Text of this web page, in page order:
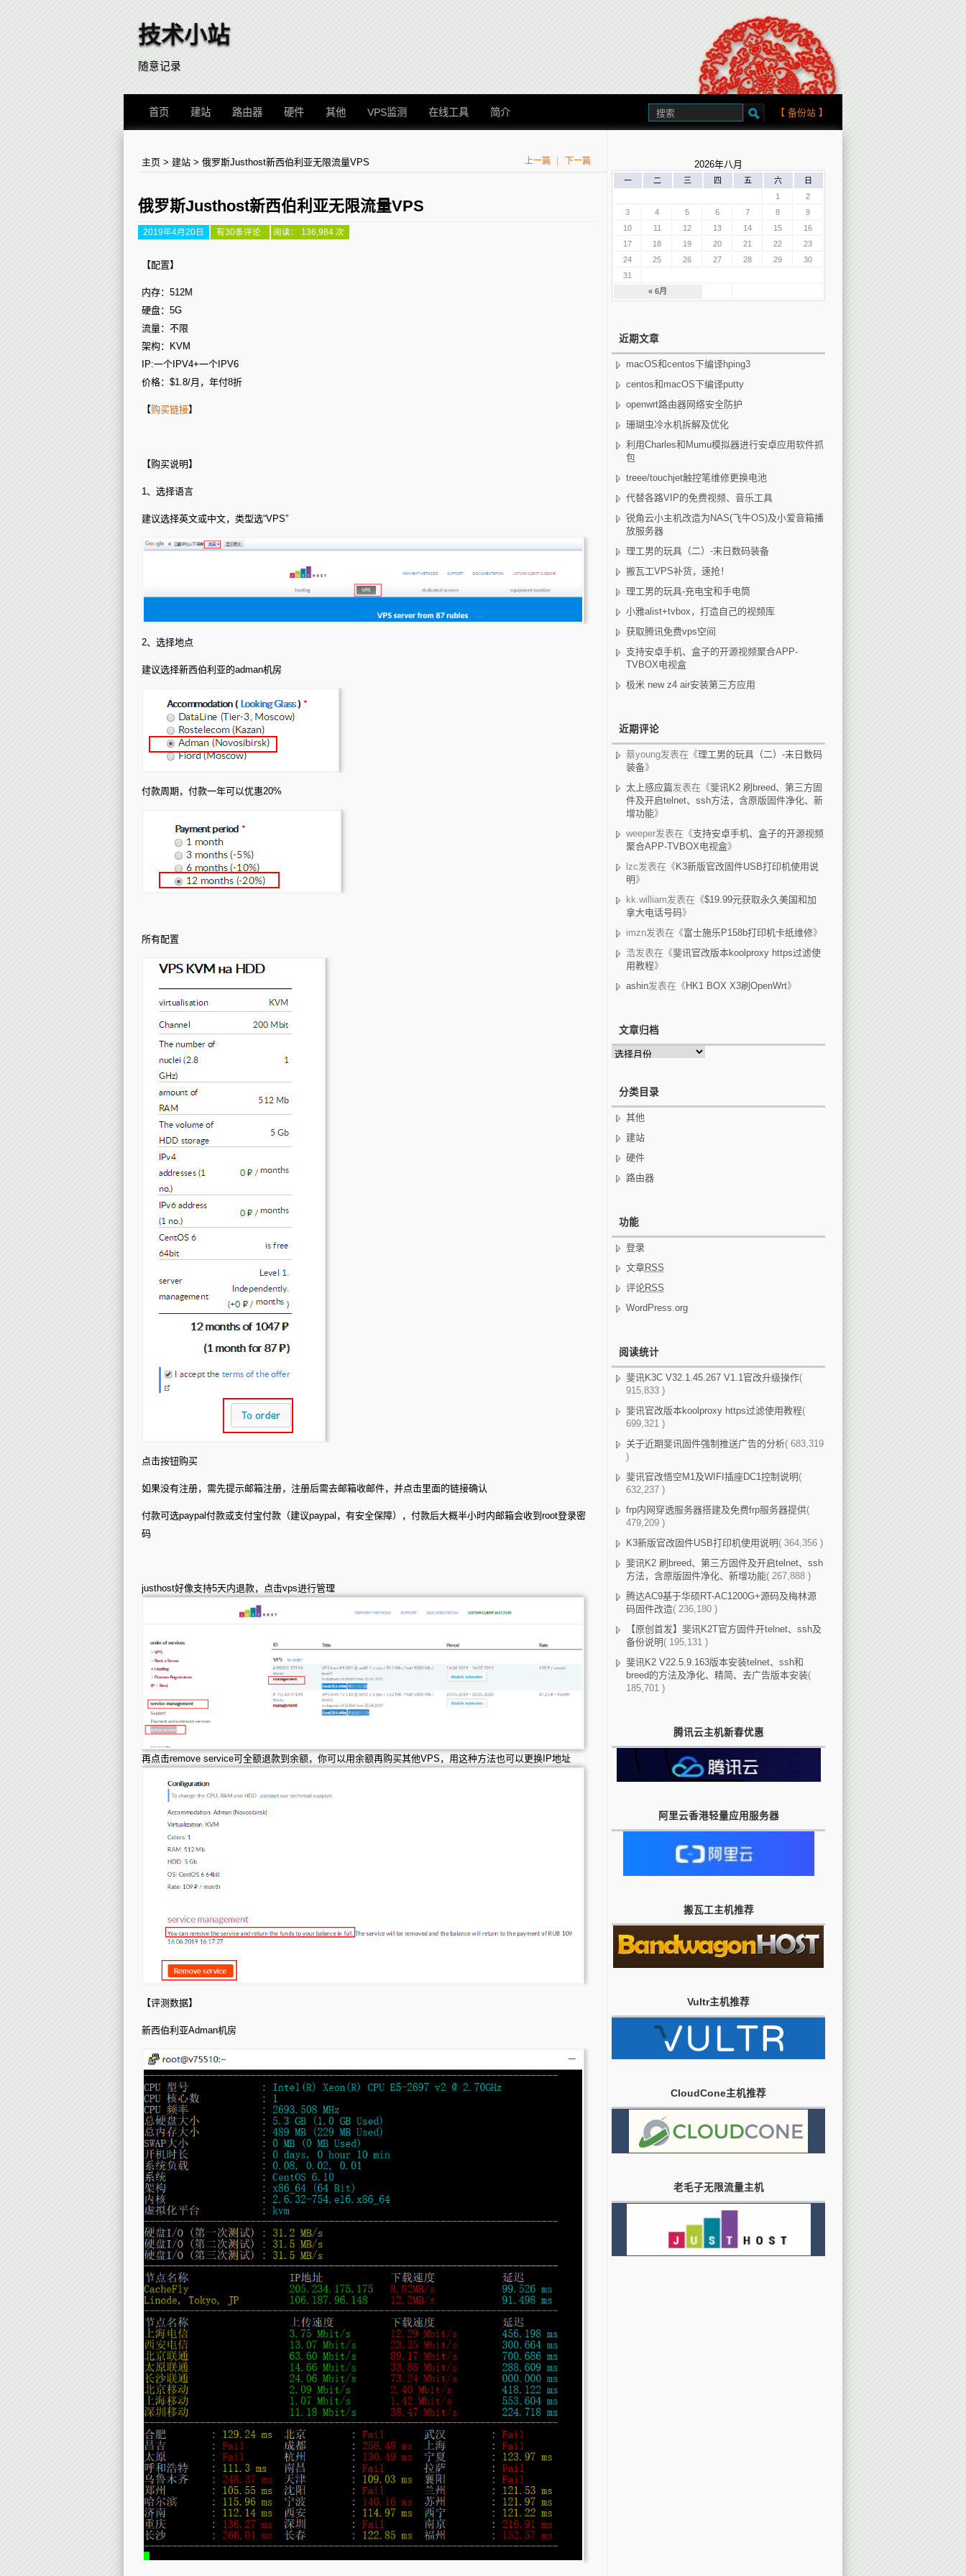
技术小站
随意记录
首页 建站 路由器 硬件 其他 VPS监测 在线工具 简介 【 备份站 】
主页 > 建站 > 俄罗斯Justhost新西伯利亚无限流量VPS 上一篇 下一篇
俄罗斯Justhost新西伯利亚无限流量VPS
2019年4月20日
俄
罗
VPS
有30条评论 阅读： 136,984 次
【配置】
内存：512M
硬盘：5G
流量：不限
架构：KVM
IP:一个IPV4+一个IPV6
价格：$1.8/月，年付8折
【购买链接】
【购买说明】
1、选择语言
建议选择英文或中文，类型选“VPS”
2、选择地点
建议选择新西伯利亚的adman机房
付款周期，付款一年可以优惠20%
所有配置
点击按钮购买
如果没有注册，需先提示邮箱注册，注册后需去邮箱收邮件，并点击里面的链接确认
付款可选paypal付款或支付宝付款（建议paypal，有安全保障），付款后大概半小时内邮箱会收到root登录密
码
justhost好像支持5天内退款，点击vps进行管理
再点击remove service可全额退款到余额，你可以用余额再购买其他VPS，用这种方法也可以更换IP地址
【评测数据】
新西伯利亚Adman机房
2026年八月
一 二 三 四 五 六 日
« 6月
1
2
3
4 5 6 7 8
9
10
11 12 13 14 15
16
17
18 19 20 21 22
23
24
25 26 27 28 29
30
31
近期文章
macOS和centos下编译hping3
centos和macOS下编译putty
openwrt路由器网络安全防护
珊瑚虫冷水机拆解及优化
利用Charles和Mumu模拟器进行安卓应用软件抓
包
treee/touchjet触控笔维修更换电池
代替各路VIP的免费视频、音乐工具
锐角云小主机改造为NAS(飞牛OS)及小爱音箱播
放服务器
理工男的玩具（二）-末日数码装备
搬瓦工VPS补货，速抢！
理工男的玩具-充电宝和手电筒
小雅alist+tvbox，打造自己的视频库
获取腾讯免费vps空间
支持安卓手机、盒子的开源视频聚合APP-
TVBOX电视盒
极米 new z4 air安装第三方应用
近期评论
蔡young发表在《理工男的玩具（二）-末日数码
装备》
太上感应篇发表在《斐讯K2 刷breed、第三方固
件及开启telnet、ssh方法，含原版固件净化、新
增功能》
weeper发表在《支持安卓手机、盒子的开源视频
聚合APP-TVBOX电视盒》
lzc发表在《 K3新版官改固件USB打印机使用说
明 》
kk.william发表在《$19.99元获取永久美国和加
拿大电话号码》
imzn发表在《富士施乐P158b打印机卡纸维修》
浩发表在《斐讯官改版本koolproxy https过滤使
用教程》
ashin发表在《 HK1 BOX X3刷OpenWrt》
文章归档
文
分类目录
其他
建站
硬件
路由器
功能
登录
文章RSS
评论RSS
WordPress.org
阅读统计
斐讯K3C V32.1.45.267 V1.1官改升级操作(
915,833 )
斐讯官改版本koolproxy https过滤使用教程(
699,321 )
关于近期斐讯固件强制推送广告的分析( 683,319
)
斐讯官改悟空M1及WIFI插座DC1控制说明 (
632,237 )
frp内网穿透服务器搭建及免费frp服务器提供(
479,209 )
K3新版官改固件USB打印机使用说明 ( 364,356 )
斐讯K2 刷breed、第三方固件及开启telnet、ssh
方法，含原版固件净化、新增功能( 267,888 )
腾达AC9基于华硕RT-AC1200G+源码及梅林源
码固件改造( 236,180 )
【原创首发】斐讯K2T官方固件开telnet、ssh及
备份说明 ( 195,131 )
斐讯K2 V22.5.9.163版本安装telnet、ssh和
breed的方法及净化、精简、去广告版本安装(
185,701 )
腾讯云主机新春优惠
阿里云香港轻量应用服务器
搬瓦工主机推荐
Vultr主机推荐
CloudCone主机推荐
老毛子无限流量主机